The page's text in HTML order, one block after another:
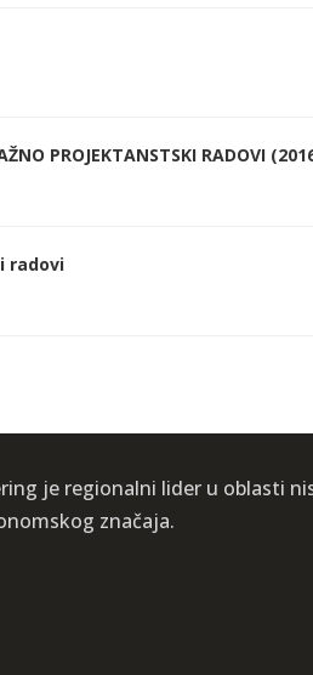
PROJEKTANSTSKI RADOVI
radovi
je regionalni lider u oblasti
značaja.